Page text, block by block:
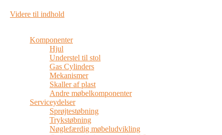
Videre til indhold
Komponenter
Hjul
Understel til stol
Gas Cylinders
Mekanismer
Skaller af plast
Andre møbelkomponenter
Serviceydelser
Sprøjtestøbning
Trykstøbning
Nøglefærdig møbeludvikling